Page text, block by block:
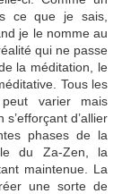
ce que je sais,
je le nomme au
qui ne passe
la méditation, le
Tous les
varier mais
d’allier
phases de la
du Za-Zen, la
maintenue. La
une sorte de